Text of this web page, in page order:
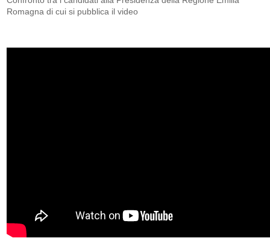
Romagna di cui si pubblica il video